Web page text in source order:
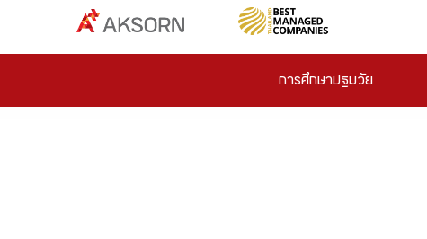
การศึกษาปฐมวัย